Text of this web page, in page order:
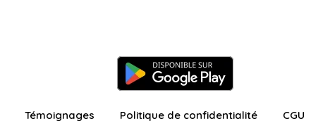
Témoignages Politique de confidentialité CGU